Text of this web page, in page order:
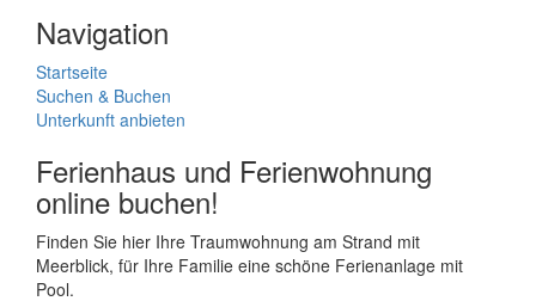
Navigation
Startseite
Suchen & Buchen
Unterkunft anbieten
Ferienhaus und Ferienwohnung
online buchen!
Finden Sie hier Ihre Traumwohnung am Strand mit
Meerblick, für Ihre Familie eine schöne Ferienanlage mit
Pool.